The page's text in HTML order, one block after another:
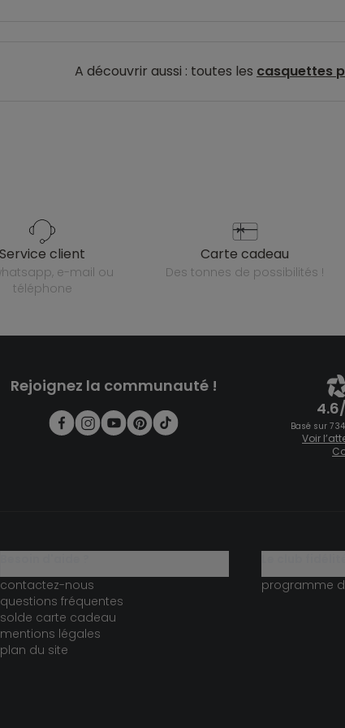
A découvrir aussi : toutes les casquettes
service client
téléphone
carte cadeau
des tonnes de possibilités !
Rejoignez la communauté !
Basé sur 7
Voir
contactez-nous
questions fréquentes
solde carte cadeau
mentions légales
plan du site
programme